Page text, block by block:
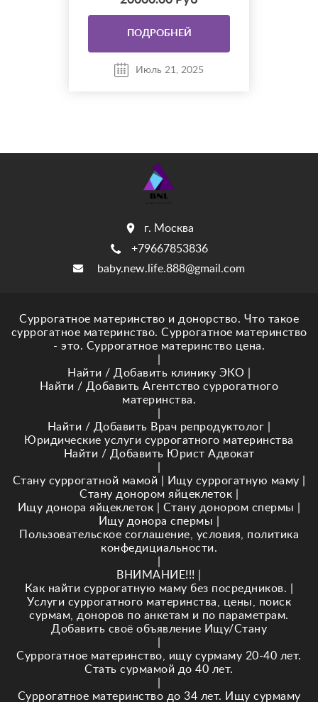
программистом в банке. Без
вредных привычек, не курю,
не пью. Занимаюсь спортом,
адекватный) Связаться можно
ПОДРОБНЕЙ
Июль 21, 2025
г. Москва
+79667853836
baby.new.life.888@gmail.com
Суррогатное материнство и донорство. Что такое
суррогатное материнство. Суррогатное материнство
- это. Суррогатное материнство цена.
Найти / Добавить клинику ЭКО
Найти / Добавить Агентство суррогатного
материнства.
Найти / Добавить Врач репродуктолог
Юридические услуги суррогатного материнства
Найти / Добавить Юрист Адвокат
Стану суррогатной мамой
Ищу суррогатную маму
Стану донором яйцеклеток
Ищу донора яйцеклеток
Стану донором спермы
Ищу донора спермы
Пользовательское соглашение, условия, политика
конфедициальности.
ВНИМАНИЕ!!!
Как найти суррогатную маму без посредников.
Услуги суррогатного материнства, цены, поиск
сурмам, доноров по анкетам и по параметрам.
Добавить своё объявление Ищу/Стану
Суррогатное материнство, ищу сурмаму 20-40 лет.
Стать сурмамой до 40 лет.
Суррогатное материнство до 34 лет. Ищу сурмаму